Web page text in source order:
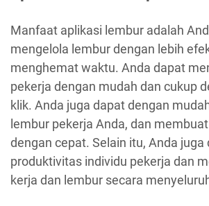
Manfaat aplikasi lembur adalah
mengelola lembur dengan lebih
menghemat waktu. Anda dapat
pekerja dengan mudah dan cukup
klik. Anda juga dapat dengan
lembur pekerja Anda, dan
dengan cepat. Selain itu, Anda
produktivitas individu pekerja dan
kerja dan lembur secara